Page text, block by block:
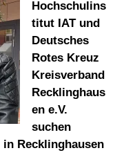
Hochschulins
titut IAT und
Deutsches
Rotes Kreuz
Kreisverband
Recklinghaus
en e.V.
suchen
Recklinghausen